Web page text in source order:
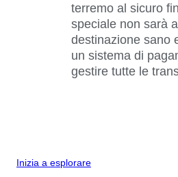
terremo al sicuro
speciale non sarà
destinazione sano
un sistema di
gestire tutte le
Inizia a esplorare